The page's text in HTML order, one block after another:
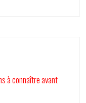
à connaître avant